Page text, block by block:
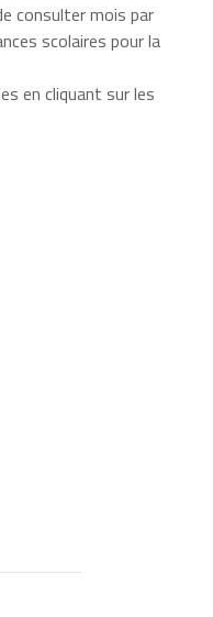
consulter mois par
scolaires pour la
en cliquant sur les